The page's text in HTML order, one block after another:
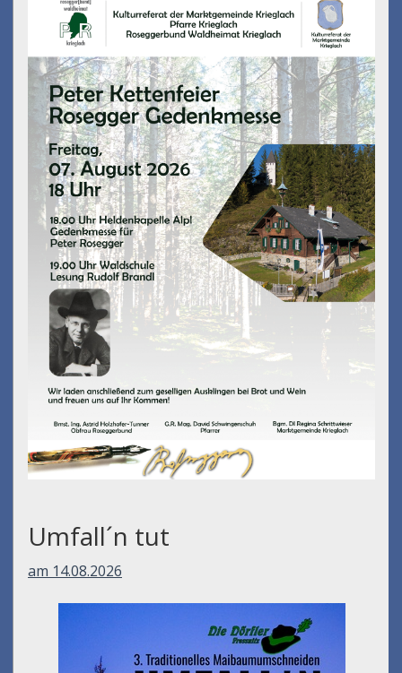
Umfall´n tut
am 14.08.2026